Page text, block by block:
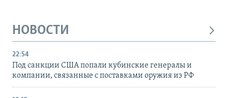
НОВОСТИ
22:54
Под санкции США попали кубинские генералы и
компании, связанные с поставками оружия из РФ